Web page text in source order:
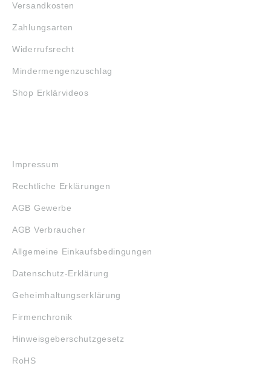
Versandkosten
Zahlungsarten
Widerrufsrecht
Mindermengenzuschlag
Shop Erklärvideos
Impressum
Rechtliche Erklärungen
AGB Gewerbe
AGB Verbraucher
Allgemeine Einkaufsbedingungen
Datenschutz-Erklärung
Geheimhaltungserklärung
Firmenchronik
Hinweisgeberschutzgesetz
RoHS